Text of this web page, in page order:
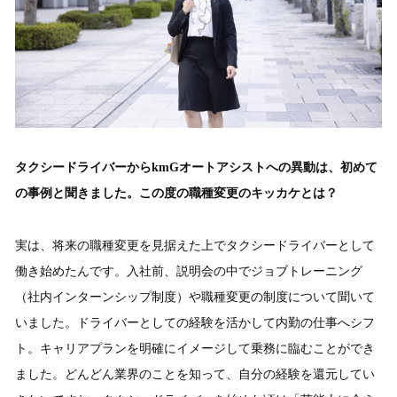
タクシードライバーからkmGオートアシストへの異動は、初めて
の事例と聞きました。この度の職種変更のキッカケとは？
実は、将来の職種変更を見据えた上でタクシードライバーとして
働き始めたんです。入社前、説明会の中でジョブトレーニング
（社内インターンシップ制度）や職種変更の制度について聞いて
いました。ドライバーとしての経験を活かして内勤の仕事へシフ
ト。キャリアプランを明確にイメージして乗務に臨むことができ
ました。どんどん業界のことを知って、自分の経験を還元してい